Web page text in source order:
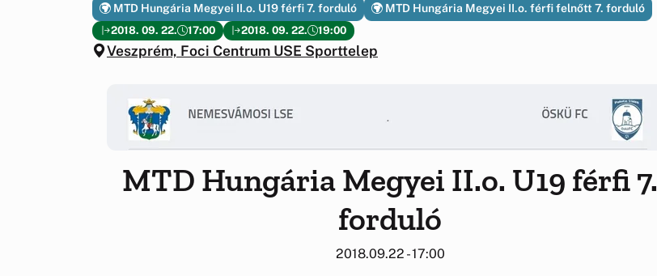
2018. 09. 22. 17:00 2018. 09. 22. 19:00
Veszprém, Foci Centrum USE Sporttelep
MTD Hungária Megyei II.o. U19 férfi 7. forduló MTD Hungária Megyei II.o. férfi felnőtt 7. forduló
MTD Hungária Megyei II.o. U19 férfi 7.
forduló
2018.09.22 - 17:00